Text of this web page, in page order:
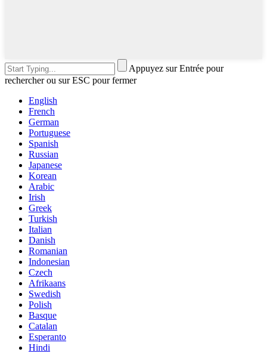
Appuyez sur Entrée pour
rechercher ou sur ESC pour fermer
English
French
German
Portuguese
Spanish
Russian
Japanese
Korean
Arabic
Irish
Greek
Turkish
Italian
Danish
Romanian
Indonesian
Czech
Afrikaans
Swedish
Polish
Basque
Catalan
Esperanto
Hindi